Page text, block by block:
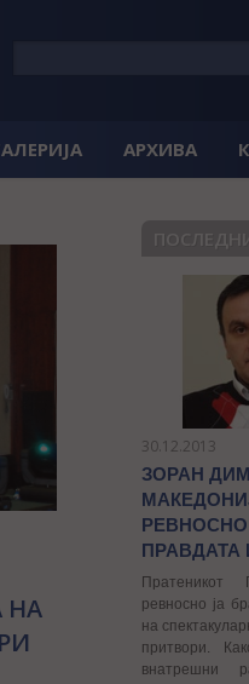
АРХИВА
НА
30.12.2013
ЗОРАН
ПРАВДАТА
Пратеникот
ревносно ја
на
притвори.
внатрешни